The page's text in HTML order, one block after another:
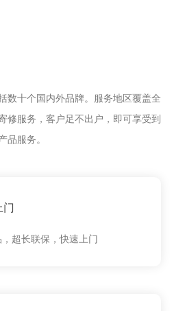
数十个国内外品牌。服务地区覆盖全
修服务，客户足不出户，即可享受到
品服务。
门
超长联保，快速上门